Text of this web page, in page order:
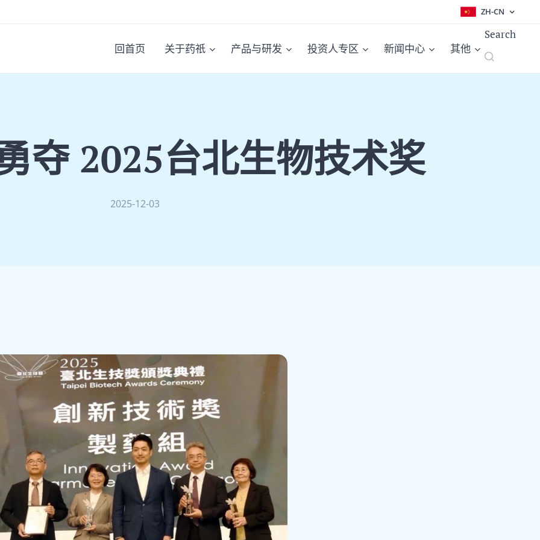
ZH-CN
回首页 关于药祇 产品与研发 投资人专区 新闻中心 其他
Search
夺 2025台北生物技术奖
2025-12-03